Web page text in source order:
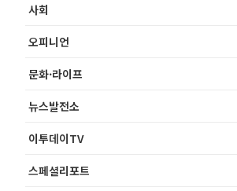
사회
오피니언
문화·라이프
뉴스발전소
이투데이TV
스페셜리포트